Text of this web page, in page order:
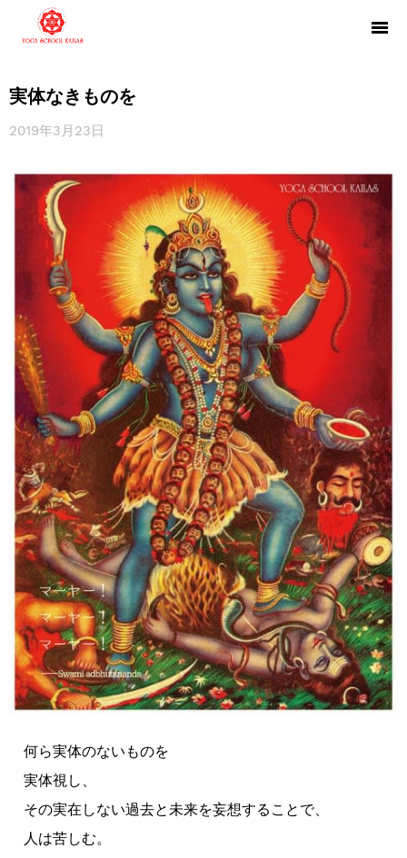
実体なきものを
2019年3月23日
何ら実体のないものを
実体視し、
その実在しない過去と未来を妄想することで、
人は苦しむ。